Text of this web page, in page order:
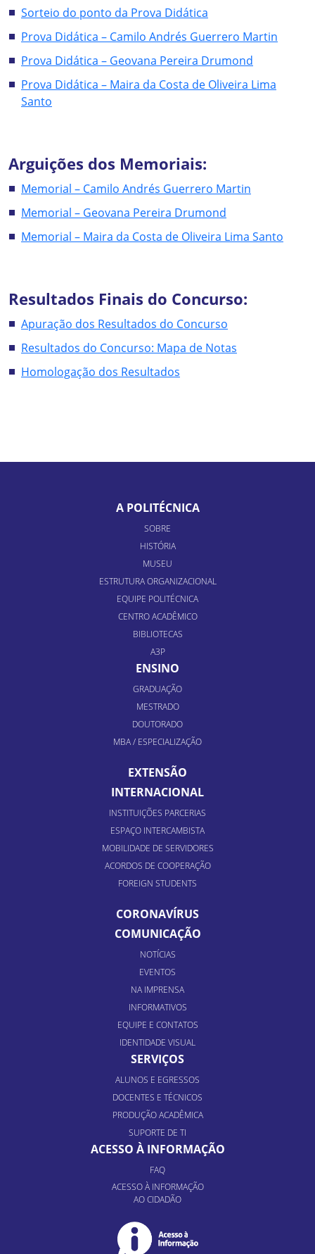
Sorteio do ponto da Prova Didática
Prova Didática – Camilo Andrés Guerrero Martin
Prova Didática – Geovana Pereira Drumond
Prova Didática – Maira da Costa de Oliveira Lima
Santo
Arguições dos Memoriais:
Memorial – Camilo Andrés Guerrero Martin
Memorial – Geovana Pereira Drumond
Memorial – Maira da Costa de Oliveira Lima Santo
Resultados Finais do Concurso:
Apuração dos Resultados do Concurso
Resultados do Concurso: Mapa de Notas
Homologação dos Resultados
A POLITÉCNICA
SOBRE
HISTÓRIA
MUSEU
ESTRUTURA ORGANIZACIONAL
EQUIPE POLITÉCNICA
CENTRO ACADÊMICO
BIBLIOTECAS
A3P
ENSINO
GRADUAÇÃO
MESTRADO
DOUTORADO
MBA / ESPECIALIZAÇÃO
EXTENSÃO
INTERNACIONAL
INSTITUIÇÕES PARCERIAS
ESPAÇO INTERCAMBISTA
MOBILIDADE DE SERVIDORES
ACORDOS DE COOPERAÇÃO
FOREIGN STUDENTS
CORONAVÍRUS
COMUNICAÇÃO
NOTÍCIAS
EVENTOS
NA IMPRENSA
INFORMATIVOS
EQUIPE E CONTATOS
IDENTIDADE VISUAL
SERVIÇOS
ALUNOS E EGRESSOS
DOCENTES E TÉCNICOS
PRODUÇÃO ACADÊMICA
SUPORTE DE TI
ACESSO À INFORMAÇÃO
FAQ
ACESSO À INFORMAÇÃO
AO CIDADÃO